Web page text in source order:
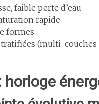
faible perte d’eau
rapide
formes
(multi-couches
horloge